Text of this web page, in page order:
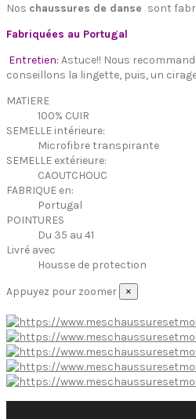
Nos chaussures de danse sont
Fabriquées au Portugal
Entretien: Astuce!! Nous
conseillons la lingette, puis, un
MATIERE
100% CUIR
SEMELLE intérieure:
Microfibre transpirante
SEMELLE extérieure:
CAOUTCHOUC
FABRIQUE en:
Portugal
POINTURES
Du 35 au 41
Livré avec
Housse de protection
Appuyez pour zoomer
×